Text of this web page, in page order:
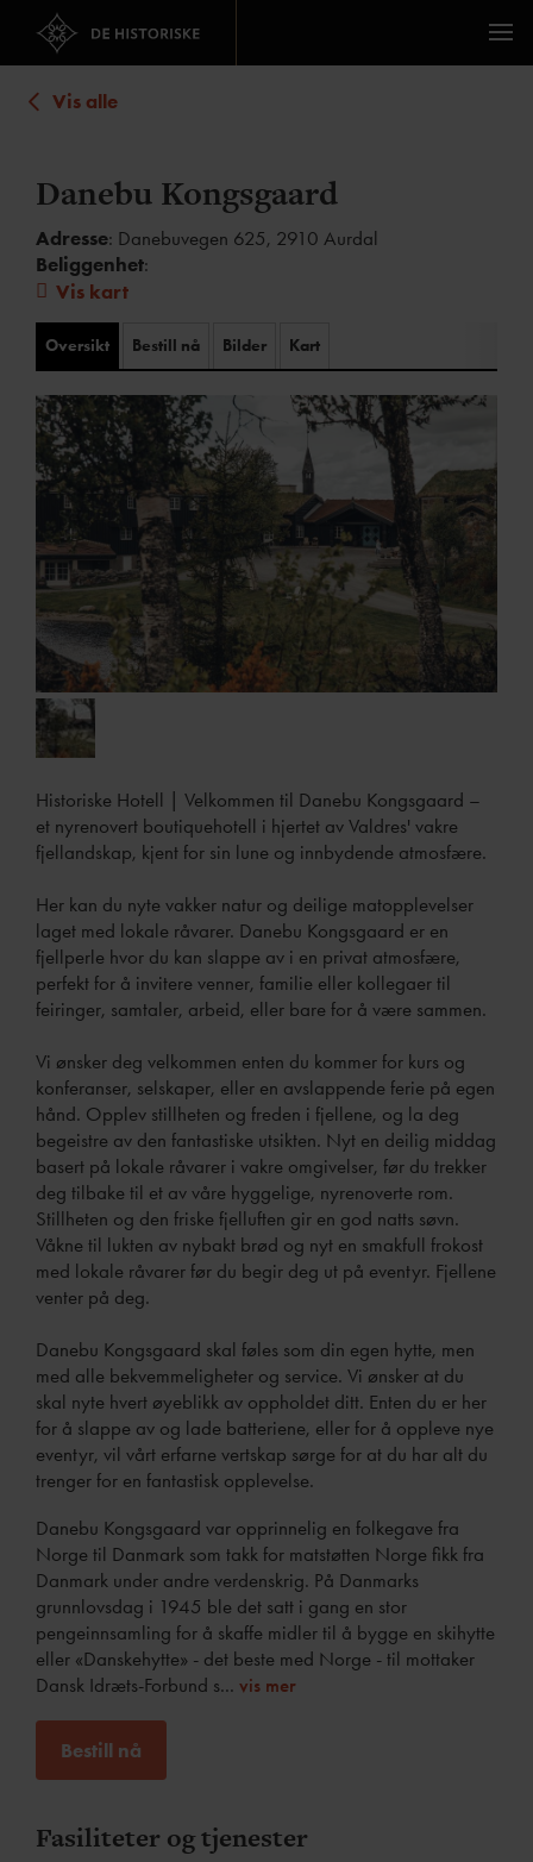
Vis alle
Danebu Kongsgaard
Adresse: Danebuvegen 625, 2910 Aurdal
Beliggenhet:
Vis kart
Oversikt Bestill nå Bilder Kart
Historiske Hotell
Velkommen til Danebu Kongsgaard –
et nyrenovert boutiquehotell i hjertet av Valdres' vakre
fjellandskap, kjent for sin lune og innbydende atmosfære.
Her kan du nyte vakker natur og deilige matopplevelser
laget med lokale råvarer. Danebu Kongsgaard er en
fjellperle hvor du kan slappe av i en privat atmosfære,
perfekt for å invitere venner, familie eller kollegaer til
feiringer, samtaler, arbeid, eller bare for å være sammen.
Vi ønsker deg velkommen enten du kommer for kurs og
konferanser, selskaper, eller en avslappende ferie på egen
hånd. Opplev stillheten og freden i fjellene, og la deg
begeistre av den fantastiske utsikten. Nyt en deilig middag
basert på lokale råvarer i vakre omgivelser, før du trekker
deg tilbake til et av våre hyggelige, nyrenoverte rom.
Stillheten og den friske fjelluften gir en god natts søvn.
Våkne til lukten av nybakt brød og nyt en smakfull frokost
med lokale råvarer før du begir deg ut på eventyr. Fjellene
venter på deg.
Danebu Kongsgaard skal føles som din egen hytte, men
med alle bekvemmeligheter og service. Vi ønsker at du
skal nyte hvert øyeblikk av oppholdet ditt. Enten du er her
for å slappe av og lade batteriene, eller for å oppleve nye
eventyr, vil vårt erfarne vertskap sørge for at du har alt du
trenger for en fantastisk opplevelse.
Danebu Kongsgaard var opprinnelig en folkegave fra
Norge til Danmark som takk for matstøtten Norge fikk fra
Danmark under andre verdenskrig. På Danmarks
grunnlovsdag i 1945 ble det satt i gang en stor
pengeinnsamling for å skaffe midler til å bygge en skihytte
eller «Danskehytte» - det beste med Norge - til mottaker
Dansk Idræts-Forbund s... vis mer
Bestill nå
Fasiliteter og tjenester